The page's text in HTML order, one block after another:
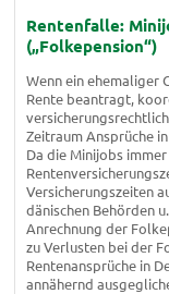
Rentenfalle:
(„Folkepension“)
Wenn ein ehemaliger
Rente beantragt,
Zeitraum Ansprüche
Da die Minijobs
Versicherungszeiten
dänischen Behörden
Anrechnung der
zu Verlusten bei der
Rentenansprüche in
annähernd